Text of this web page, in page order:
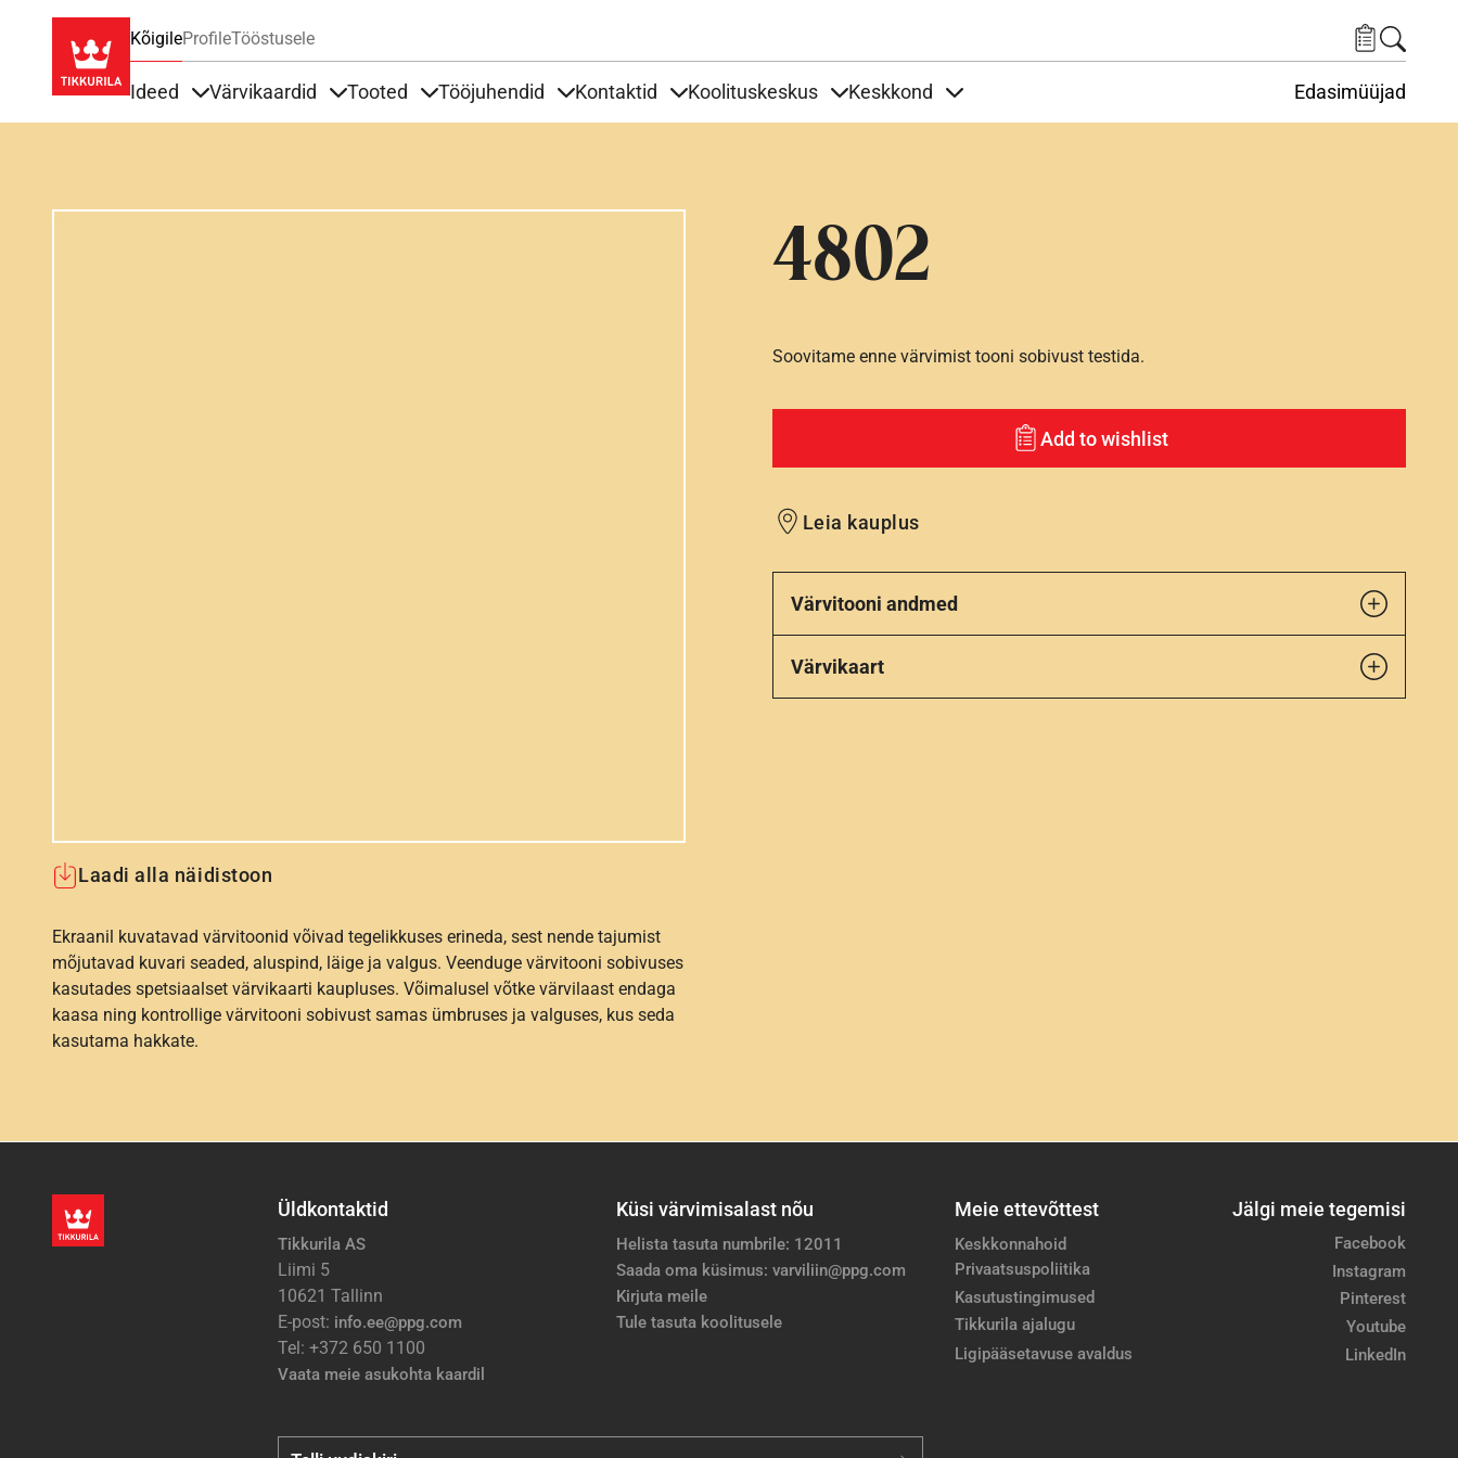
KõigileProfileTööstusele
Ideed Värvikaardid Tooted Tööjuhendid Kontaktid Koolituskeskus Keskkond Edasimüüjad
4802
Laadi alla näidistoon
Ekraanil kuvatavad värvitoonid võivad tegelikkuses erineda, sest nende tajumist
mõjutavad kuvari seaded, aluspind, läige ja valgus. Veenduge värvitooni sobivuses
kasutades spetsiaalset värvikaarti kaupluses. Võimalusel võtke värvilaast endaga
kaasa ning kontrollige värvitooni sobivust samas ümbruses ja valguses, kus seda
kasutama hakkate.
Soovitame enne värvimist tooni sobivust testida.
Add to wishlist
Leia kauplus
Värvitooni andmed
Värvikaart
Üldkontaktid
Tikkurila AS
Liimi 5
10621 Tallinn
E-post: info.ee@ppg.com
Tel: +372 650 1100
Vaata meie asukohta kaardil
Küsi värvimisalast nõu
Helista tasuta numbrile: 12011
Saada oma küsimus: varviliin@ppg.com
Kirjuta meile
Tule tasuta koolitusele
Meie ettevõttest
Keskkonnahoid
Privaatsuspoliitika
Kasutustingimused
Tikkurila ajalugu
Ligipääsetavuse avaldus
Jälgi meie tegemisi
Facebook
Instagram
Pinterest
Youtube
LinkedIn